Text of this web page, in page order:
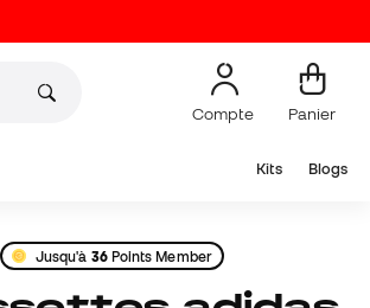
Compte Panier
Kits Blogs
Jusqu'à 36Points Member